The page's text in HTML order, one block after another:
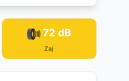
72 dB
Zaj